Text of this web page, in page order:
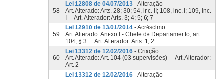
58
Lei 12808 de 04/07/2013- Alteração
Art. Alterado: Arts. 28; 30; 54, inc. II; 108, inc. I; 109, inc.
I Art. Alterador: Arts. 3; 4; 5; 6; 7
59
Lei 12910 de 13/01/2014- Acréscimo
Art. Alterado: Anexo I - Chefe de Departamento; art.
104, § 3 Art. Alterador: Arts. 1; 2
60
Lei 13312 de 12/02/2016- Criação
Art. Alterado: Art. 104 (03 supervisões) Art. Alterador:
Art. 2
Lei 13312 de 12/02/2016- Alteração